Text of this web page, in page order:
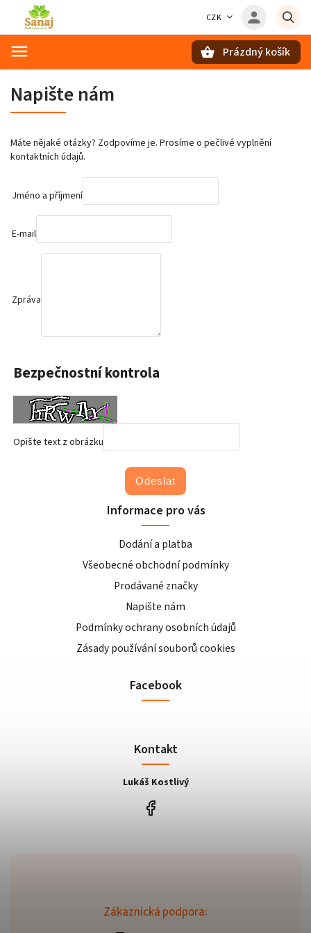
CZK
Prázdný košík
Napište nám
Máte nějaké otázky? Zodpovíme je. Prosíme o pečlivé vyplnění
kontaktních údajů.
Jméno a příjmení
E-mail
Zpráva
Bezpečnostní kontrola
Opište text z obrázku
Odeslat
Zákaznická podpora:
Informace pro vás
Dodání a platba
Všeobecné obchodní podmínky
Prodávané značky
Napište nám
Podmínky ochrany osobních údajů
Zásady používání souborů cookies
Facebook
Kontakt
Lukáš Kostlivý